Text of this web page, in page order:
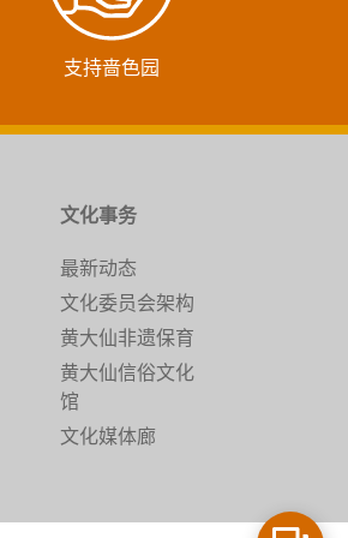
支持啬色园
文化事务
最新动态
文化委员会架构
黄大仙非遗保育
黄大仙信俗文化
馆
文化媒体廊